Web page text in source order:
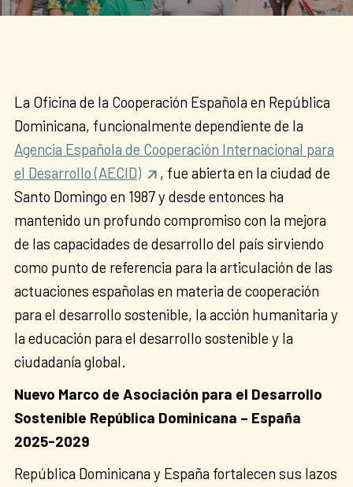
La Oficina de la Cooperación Española en República
Dominicana, funcionalmente dependiente de la
Agencia Española de Cooperación Internacional para
el Desarrollo (AECID)
, fue abierta en la ciudad de
Santo Domingo en 1987 y desde entonces ha
mantenido un profundo compromiso con la mejora
de las capacidades de desarrollo del país sirviendo
como punto de referencia para la articulación de las
actuaciones españolas en materia de cooperación
para el desarrollo sostenible, la acción humanitaria y
la educación para el desarrollo sostenible y la
ciudadanía global.
Nuevo Marco de Asociación para el Desarrollo
Sostenible República Dominicana – España
2025-2029
República Dominicana y España fortalecen sus lazos